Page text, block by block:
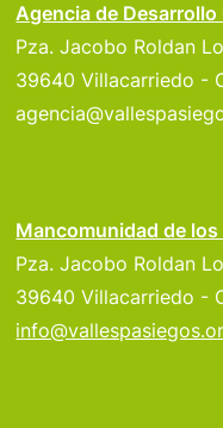
Agencia de Desarrollo
Pza. Jacobo Roldan
39640 Villacarriedo -
Mancomunidad de los
Pza. Jacobo Roldan
39640 Villacarriedo -